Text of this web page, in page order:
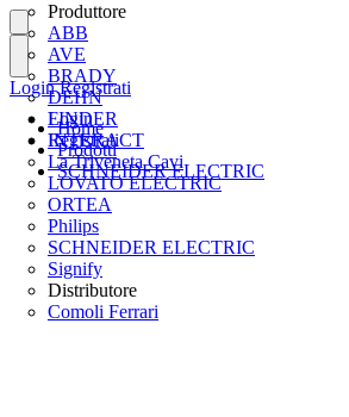
Produttore
ABB
AVE
BRADY
DEHN
FINDER
INTERACT
La Triveneta Cavi
LOVATO ELECTRIC
ORTEA
Philips
SCHNEIDER ELECTRIC
Signify
Distributore
Comoli Ferrari
Login
Registrati
Login Registrati
Home
Prodotti
SCHNEIDER ELECTRIC